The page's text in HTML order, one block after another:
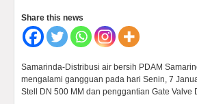
Share this news
Samarinda-Distribusi air bersih PDAM
mengalami gangguan pada hari Senin, 7
Stell DN 500 MM dan penggantian Gate Valve